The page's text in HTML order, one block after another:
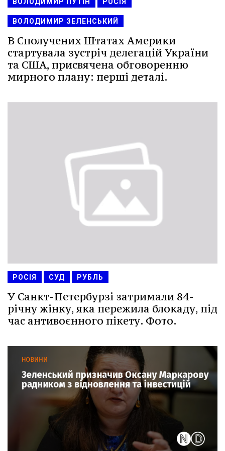
ВОЛОДИМИР ЗЕЛЕНСЬКИЙ
В Сполучених Штатах Америки
стартувала зустріч делегацій України
та США, присвячена обговоренню
мирного плану: перші деталі.
РОСІЯ СУД РУБЛЬ
У Санкт-Петербурзі затримали 84-
річну жінку, яка пережила блокаду, під
час антивоєнного пікету. Фото.